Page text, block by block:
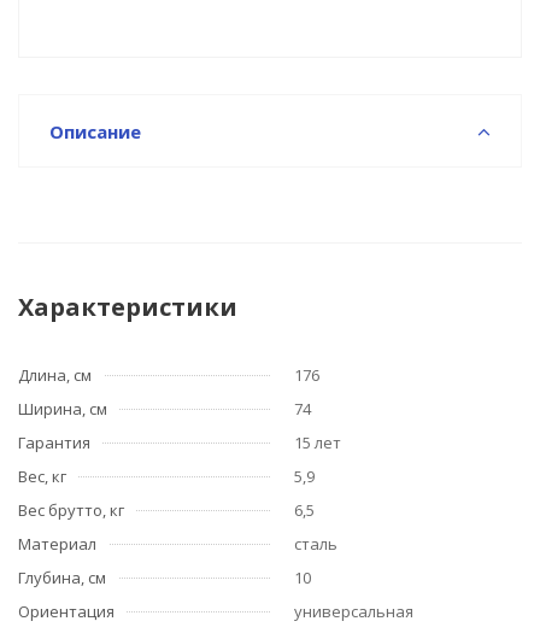
Описание
Характеристики
Длина, см
176
Ширина, см
74
Гарантия
15 лет
Вес, кг
5,9
Вес брутто, кг
6,5
Материал
сталь
Глубина, см
10
Ориентация
универсальная